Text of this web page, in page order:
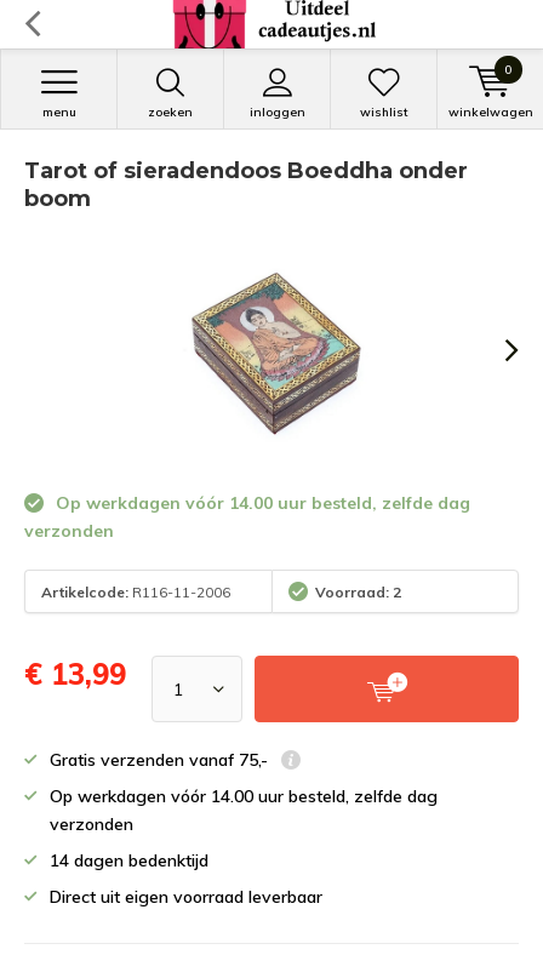
zoeken inloggen
menu wishlist winkelwagen
0
Tarot of sieradendoos Boeddha onder
boom
Op werkdagen vóór 14.00 uur besteld, zelfde dag
verzonden
Artikelcode: R116-11-2006 Voorraad: 2
€ 13,99
Gratis verzenden vanaf 75,-
Op werkdagen vóór 14.00 uur besteld, zelfde dag
verzonden
14 dagen bedenktijd
Direct uit eigen voorraad leverbaar